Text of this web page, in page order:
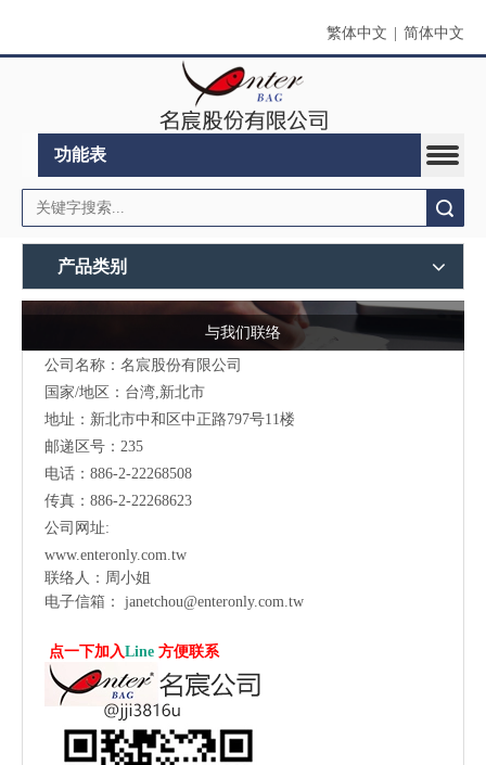
繁体中文 简体中文
功能表
产品类别
与我们联络
公司名称：名宸股份有限公司
国家/地区：台湾,新北市
地址：新北市中和区中正路797号11楼
邮递区号：235
电话：886-2-22268508
传真：886-2-22268623
公司网址:
www.enteronly.com.tw
联络人：周小姐
电子信箱： janetchou@enteronly.com.tw
点一下加入Line 方便联系